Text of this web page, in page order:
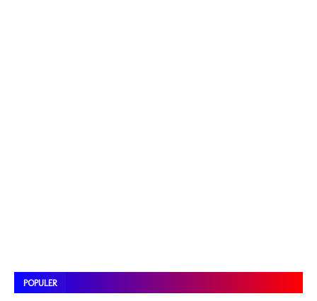
POPULER